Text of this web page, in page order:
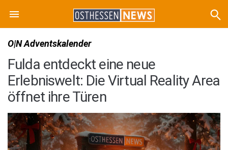
O|N Adventskalender
Fulda entdeckt eine neue
Erlebniswelt: Die Virtual Reality Area
öffnet ihre Türen